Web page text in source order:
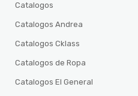
Catalogos
Catalogos Andrea
Catalogos Cklass
Catalogos de Ropa
Catalogos El General